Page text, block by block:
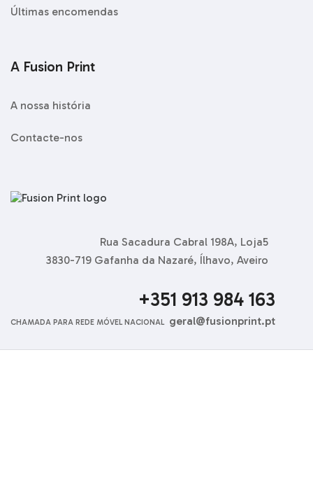
Últimas encomendas
A Fusion Print
A nossa história
Contacte-nos
Rua Sacadura Cabral 198A, Loja5
3830-719 Gafanha da Nazaré, Ílhavo, Aveiro
+351 913 984 163
CHAMADA PARA REDE MÓVEL NACIONAL geral@fusionprint.pt